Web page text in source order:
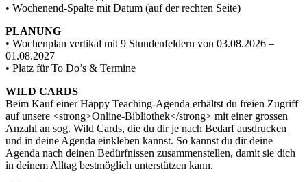
• Wochenend-Spalte mit Datum (auf der rechten Seite)
PLANUNG
• Wochenplan vertikal mit 9 Stundenfeldern von 03.08.2026 –
01.08.2027
• Platz für To Do’s & Termine
WILD CARDS
Beim Kauf einer Happy Teaching-Agenda erhältst du freien Zugriff
auf unsere <strong>Online-Bibliothek</strong> mit einer grossen
Anzahl an sog. Wild Cards, die du dir je nach Bedarf ausdrucken
und in deine Agenda einkleben kannst. So kannst du dir deine
Agenda nach deinen Bedürfnissen zusammenstellen, damit sie dich
in deinem Alltag bestmöglich unterstützen kann.